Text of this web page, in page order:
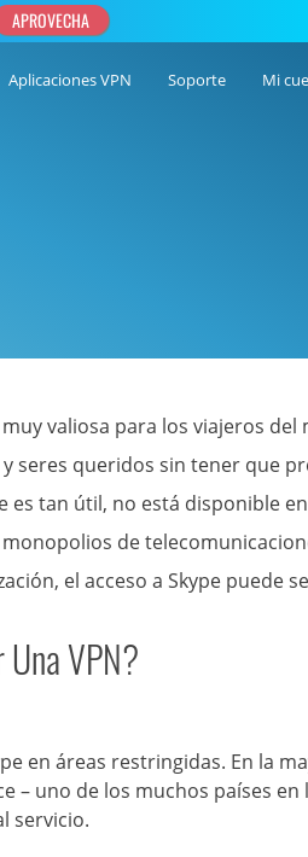
Aplicaciones VPN Soporte Mi
valiosa para los viajeros
seres queridos sin tener que
es tan útil, no está disponible
de
el acceso a Skype puede
VPN?
en áreas restringidas. En la
– uno de los muchos países
servicio.